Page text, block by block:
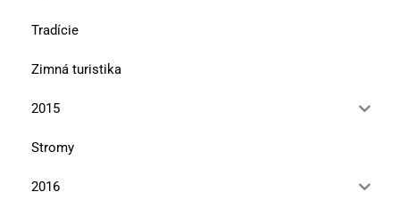
Tradície
Zimná turistika
2015
Stromy
2016